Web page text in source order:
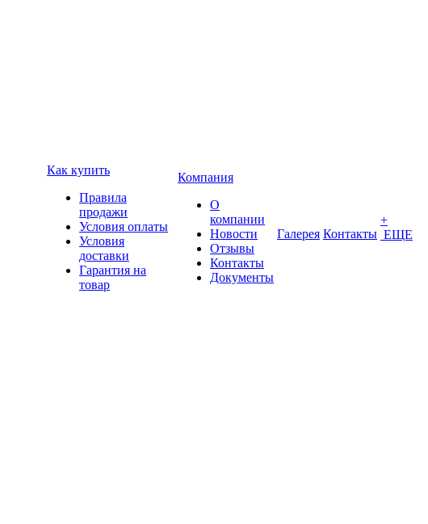
Как купить
Правила
продажи
Условия оплаты
Условия
доставки
Гарантия на
товар
Компания
О
компании
Новости
Отзывы
Контакты
Документы
Галерея Контакты
+
ЕЩЕ